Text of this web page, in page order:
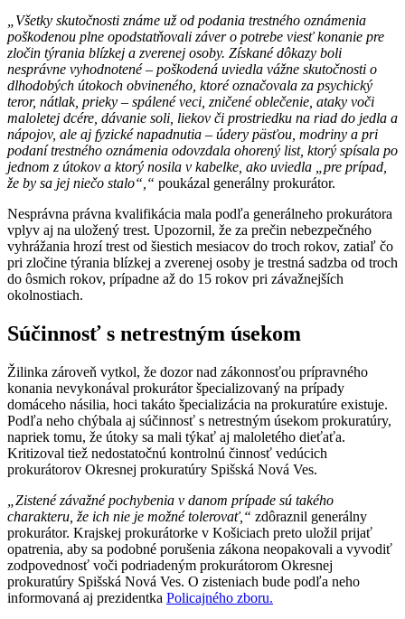
„Všetky skutočnosti známe už od podania trestného oznámenia
poškodenou plne opodstatňovali záver o potrebe viesť konanie pre
zločin týrania blízkej a zverenej osoby. Získané dôkazy boli
nesprávne vyhodnotené – poškodená uviedla vážne skutočnosti o
dlhodobých útokoch obvineného, ktoré označovala za psychický
teror, nátlak, prieky – spálené veci, zničené oblečenie, ataky voči
maloletej dcére, dávanie soli, liekov či prostriedku na riad do jedla a
nápojov, ale aj fyzické napadnutia – údery päsťou, modriny a pri
podaní trestného oznámenia odovzdala ohorený list, ktorý spísala po
jednom z útokov a ktorý nosila v kabelke, ako uviedla „pre prípad,
že by sa jej niečo stalo“,“ poukázal generálny prokurátor.
Nesprávna právna kvalifikácia mala podľa generálneho prokurátora
vplyv aj na uložený trest. Upozornil, že za prečin nebezpečného
vyhrážania hrozí trest od šiestich mesiacov do troch rokov, zatiaľ čo
pri zločine týrania blízkej a zverenej osoby je trestná sadzba od troch
do ôsmich rokov, prípadne až do 15 rokov pri závažnejších
okolnostiach.
Súčinnosť s netrestným úsekom
Žilinka zároveň vytkol, že dozor nad zákonnosťou prípravného
konania nevykonával prokurátor špecializovaný na prípady
domáceho násilia, hoci takáto špecializácia na prokuratúre existuje.
Podľa neho chýbala aj súčinnosť s netrestným úsekom prokuratúry,
napriek tomu, že útoky sa mali týkať aj maloletého dieťaťa.
Kritizoval tiež nedostatočnú kontrolnú činnosť vedúcich
prokurátorov Okresnej prokuratúry Spišská Nová Ves.
„Zistené závažné pochybenia v danom prípade sú takého
charakteru, že ich nie je možné tolerovať,“ zdôraznil generálny
prokurátor. Krajskej prokurátorke v Košiciach preto uložil prijať
opatrenia, aby sa podobné porušenia zákona neopakovali a vyvodiť
zodpovednosť voči podriadeným prokurátorom Okresnej
prokuratúry Spišská Nová Ves. O zisteniach bude podľa neho
informovaná aj prezidentka Policajného zboru.